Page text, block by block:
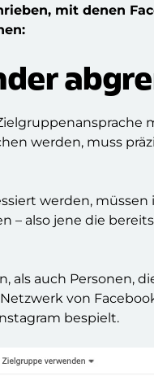
mit denen
werden, muss
werden, müssen
– also jene die
als auch Personen,
von
bespielt.